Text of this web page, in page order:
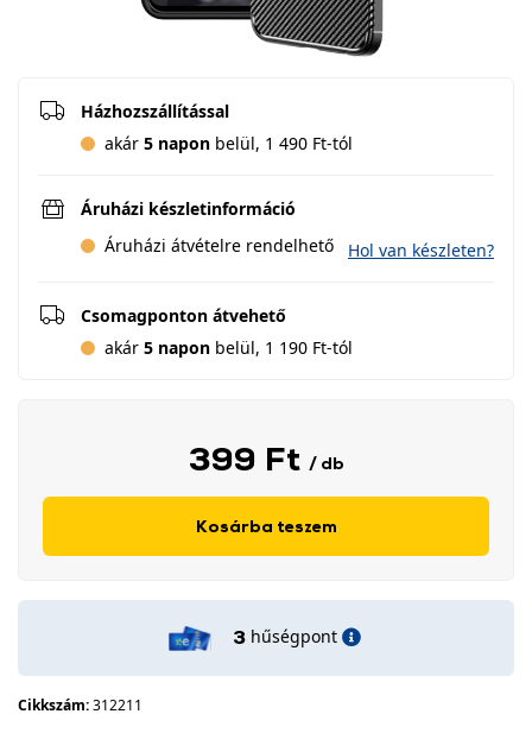
Házhozszállítással
akár 5 napon belül, 1 490 Ft-tól
Áruházi készletinformáció
Áruházi átvételre rendelhető
Hol van készleten?
Csomagponton átvehető
akár 5 napon belül, 1 190 Ft-tól
399 Ft / db
Kosárba teszem
3 hűségpont
Cikkszám:312211